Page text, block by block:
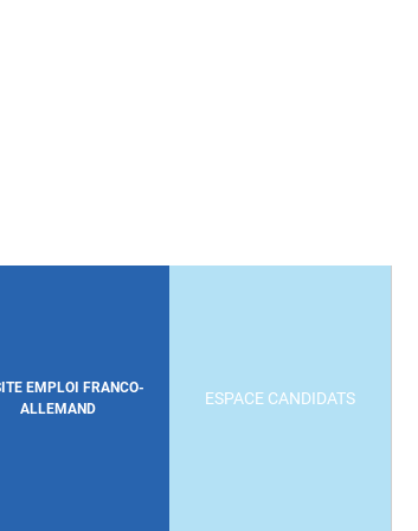
EMPLOI FRANCO-
ALLEMAND
ESPACE CANDIDATS